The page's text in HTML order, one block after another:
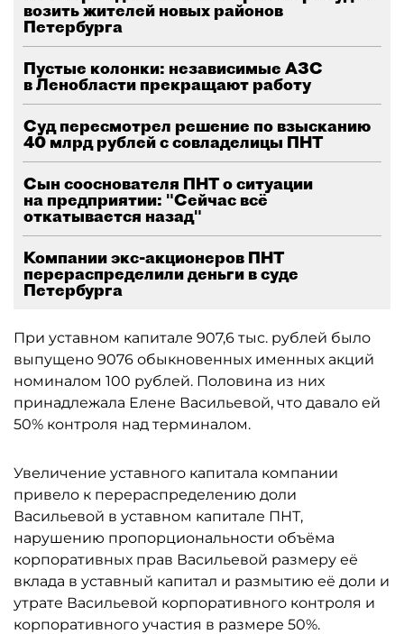
возить жителей новых районов
Петербурга
Пустые колонки: независимые АЗС
в Ленобласти прекращают работу
Суд пересмотрел решение по взысканию
40 млрд рублей с совладелицы ПНТ
Сын сооснователя ПНТ о ситуации
на предприятии: "Сейчас всё
откатывается назад"
Компании экс-акционеров ПНТ
перераспределили деньги в суде
Петербурга
При уставном капитале 907,6 тыс. рублей было
выпущено 9076 обыкновенных именных акций
номиналом 100 рублей. Половина из них
принадлежала Елене Васильевой, что давало ей
50% контроля над терминалом.
Увеличение уставного капитала компании
привело к перераспределению доли
Васильевой в уставном капитале ПНТ,
нарушению пропорциональности объёма
корпоративных прав Васильевой размеру её
вклада в уставный капитал и размытию её доли и
утрате Васильевой корпоративного контроля и
корпоративного участия в размере 50%.